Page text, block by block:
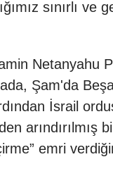
sınırlı ve
Netanyahu
Şam'da
İsrail
arındırılmış
emri